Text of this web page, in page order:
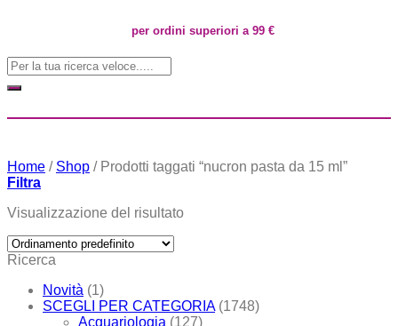
per ordini superiori a 99 €
Cerca:
Home / Shop /Prodotti taggati “nucron pasta da 15 ml”
Filtra
Visualizzazione del risultato
Ricerca
Novità (1)
SCEGLI PER CATEGORIA (1748)
Acquariologia (127)